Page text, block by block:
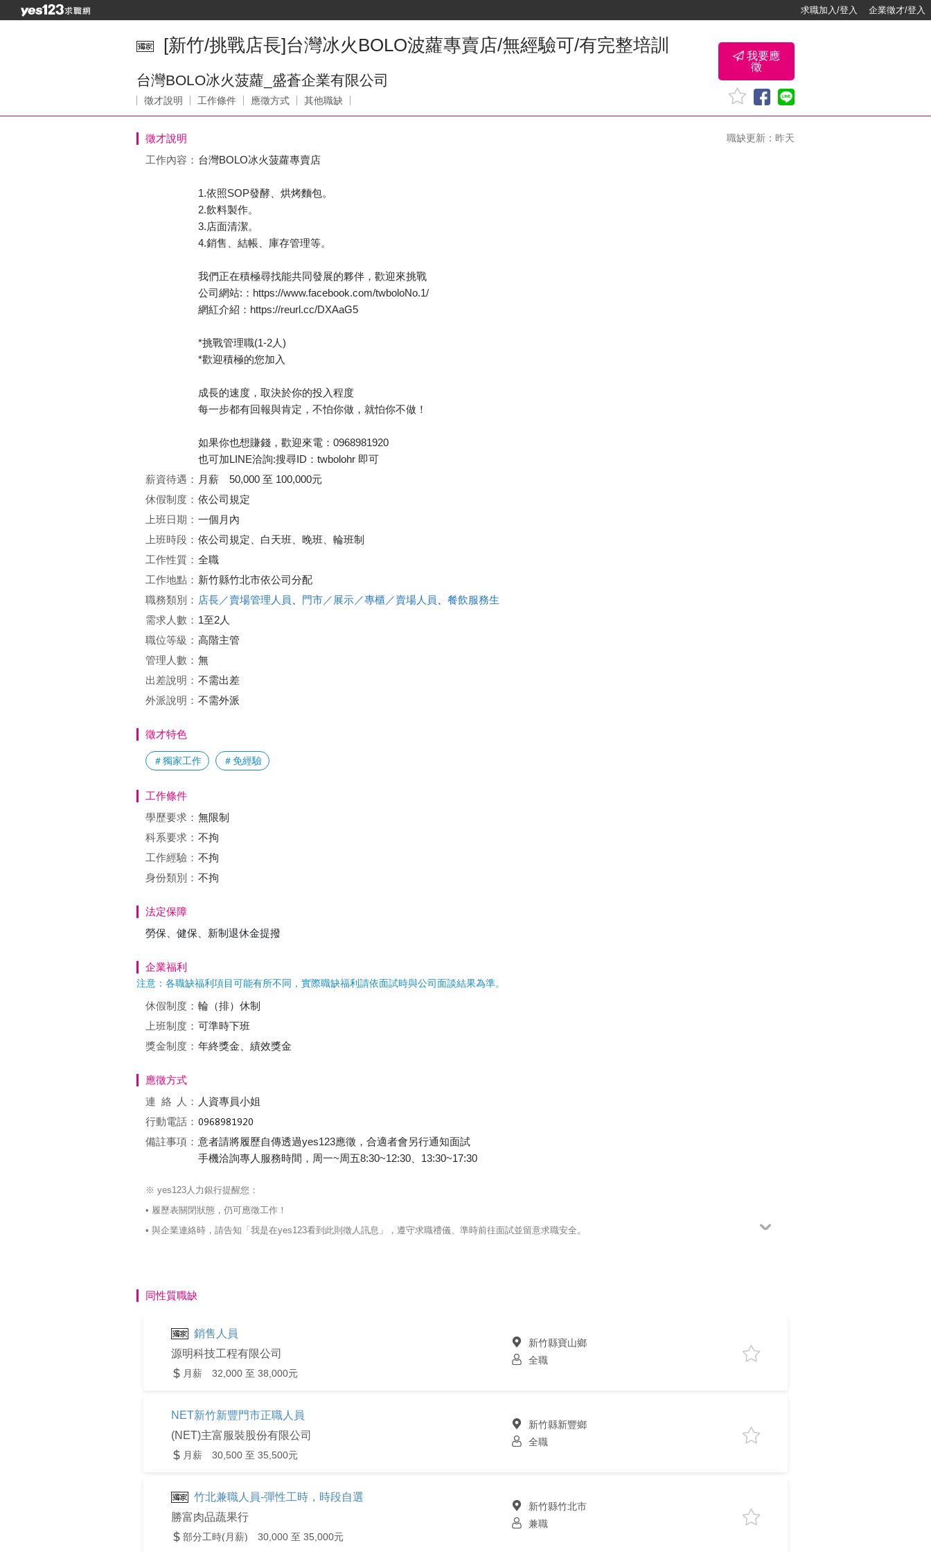
求職加入/登入 企業徵才/登入
[新竹/挑戰店長]台灣冰火BOLO波蘿專賣店/無經驗可/有完整培訓
台灣BOLO冰火菠蘿_盛蒼企業有限公司
徵才說明 工作條件 應徵方式 其他職缺
我要應
徵
徵才說明 職缺更新：昨天
工作內容： 台灣BOLO冰火菠蘿專賣店
1.依照SOP發酵、烘烤麵包。
2.飲料製作。
3.店面清潔。
4.銷售、結帳、庫存管理等。
我們正在積極尋找能共同發展的夥伴，歡迎來挑戰
公司網站:：https://www.facebook.com/twboloNo.1/
網紅介紹：https://reurl.cc/DXAaG5
*挑戰管理職(1-2人)
*歡迎積極的您加入
成長的速度，取決於你的投入程度
每一步都有回報與肯定，不怕你做，就怕你不做！
如果你也想賺錢，歡迎來電：0968981920
也可加LINE洽詢:搜尋ID：twbolohr 即可
薪資待遇： 月薪 50,000 至 100,000元
休假制度： 依公司規定
上班日期： 一個月內
上班時段： 依公司規定、白天班、晚班、輪班制
工作性質： 全職
工作地點： 新竹縣竹北市依公司分配
職務類別： 店長／賣場管理人員 門市／展示／專櫃／賣場人員
餐飲服務生
需求人數： 1至2人
職位等級： 高階主管
管理人數： 無
出差說明： 不需出差
外派說明： 不需外派
徵才特色
＃獨家工作 ＃免經驗
工作條件
學歷要求： 無限制
科系要求： 不拘
工作經驗： 不拘
身份類別： 不拘
法定保障
勞保、健保、新制退休金提撥
企業福利
注意：各職缺福利項目可能有所不同，實際職缺福利請依面試時與公司面談結果為準。
休假制度： 輪（排）休制
上班制度： 可準時下班
獎金制度： 年終獎金、績效獎金
應徵方式
連絡
人： 人資專員小姐
行動電話：
備註事項： 意者請將履歷自傳透過yes123應徵，合適者會另行通知面試
手機洽詢專人服務時間，周一~周五8:30~12:30、13:30~17:30
※ yes123人力銀行提醒您：
• 履歷表關閉狀態，仍可應徵工作！
• 與企業連絡時，請告知「我是在yes123看到此則徵人訊息」，遵守求職禮儀、準時前往面試並留意求職安全。
同性質職缺
銷售人員
源明科技工程有限公司
月薪 32,000 至 38,000元
新竹縣寶山鄉
全職
NET新竹新豐門市正職人員
(NET)主富服裝股份有限公司
月薪 30,500 至 35,500元
新竹縣新豐鄉
全職
竹北兼職人員-彈性工時，時段自選
勝富肉品蔬果行
部分工時(月薪) 30,000 至 35,000元
新竹縣竹北市
兼職